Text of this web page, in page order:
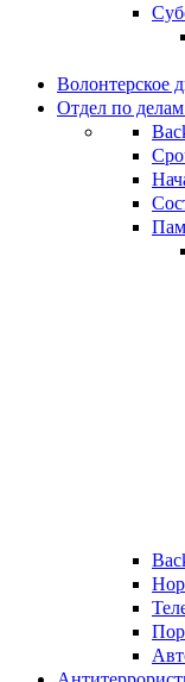
Волонтерское
Отдел по